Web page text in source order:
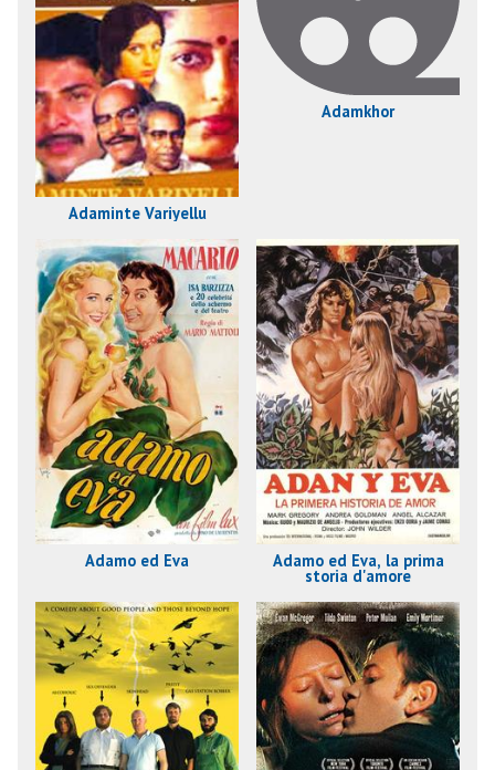
Adaminte Variyellu
Adamkhor
Adamo ed Eva Adamo ed Eva, la prima
storia d'amore